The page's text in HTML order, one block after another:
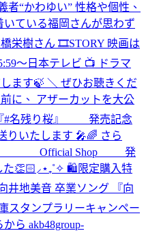
者“かわゆい” 性格や個性、
ている福岡さんが思わず
栄樹さん 🎞STORY 映画は
～日本テレビ 📺 ドラマ
ます🍃 ＼ ぜひお聴きくだ
に、 アザーカットを大公
残り桜』 発売記念
いたします 🎤🌈 さら
Official Shop 発
👏🏻⸝⋆₊˚✧ 🛍️限定購入特
井地美音 卒業ソング 『向
スタンプラリーキャンペー
ら akb48group-